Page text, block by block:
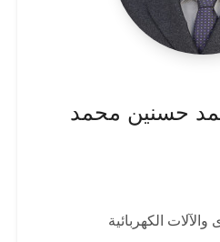
حسنين محمد
الكهربائية